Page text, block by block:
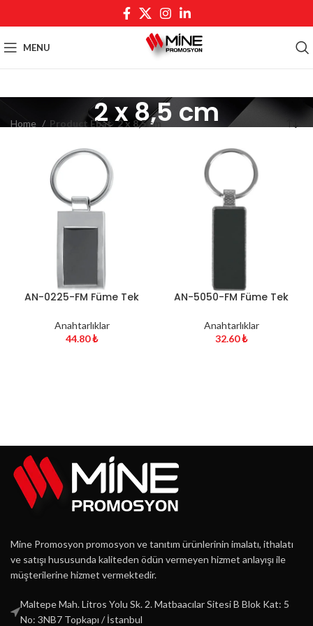
MENU
2 x 8,5 cm
Home Product Ebat 2 x 8,5 cm
AN-0225-FM Füme Tek
Anahtarlıklar
44.80₺
AN-5050-FM Füme Tek
Anahtarlıklar
32.60₺
Mine Promosyon promosyon ve tanıtım ürünlerinin imalatı, ithalatı
ve satışı hususunda kaliteden ödün vermeyen hizmet anlayışı ile
müşterilerine hizmet vermektedir.
Maltepe Mah. Litros Yolu Sk. 2. Matbaacılar Sitesi B Blok Kat: 5
No: 3NB7 Topkapı / İstanbul